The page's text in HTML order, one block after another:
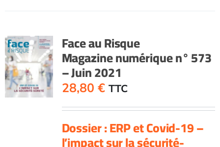
Face au Risque
Magazine numérique n° 573
– Juin 2021
28,80 € TTC
Dossier : ERP et Covid-19 –
l’impact sur la sécurité-